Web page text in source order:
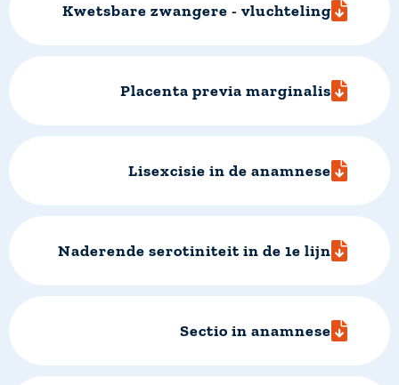
Kwetsbare zwangere - vluchteling
Placenta previa marginalis
Lisexcisie in de anamnese
Naderende serotiniteit in de 1e lijn
Sectio in anamnese